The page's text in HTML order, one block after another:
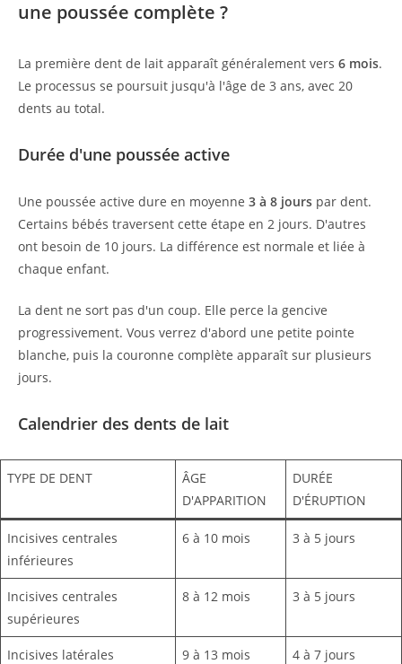
une poussée complète ?
La première dent de lait apparaît généralement vers 6 mois.
Le processus se poursuit jusqu'à l'âge de 3 ans, avec 20
dents au total.
Durée d'une poussée active
Une poussée active dure en moyenne 3 à 8 jours par dent.
Certains bébés traversent cette étape en 2 jours. D'autres
ont besoin de 10 jours. La différence est normale et liée à
chaque enfant.
La dent ne sort pas d'un coup. Elle perce la gencive
progressivement. Vous verrez d'abord une petite pointe
blanche, puis la couronne complète apparaît sur plusieurs
jours.
Calendrier des dents de lait
TYPE DE DENT
ÂGE
D'APPARITION
DURÉE
D'ÉRUPTION
Incisives centrales
inférieures
6 à 10 mois 3 à 5 jours
Incisives centrales
supérieures
8 à 12 mois 3 à 5 jours
Incisives latérales 9 à 13 mois 4 à 7 jours